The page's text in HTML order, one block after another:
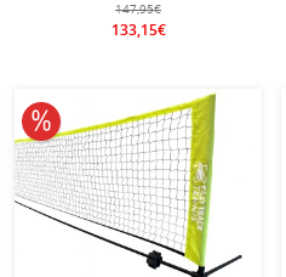
147,95€
133,15€
10% reduziert